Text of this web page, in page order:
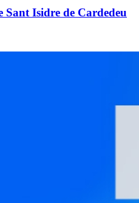
Isidre de Cardedeu